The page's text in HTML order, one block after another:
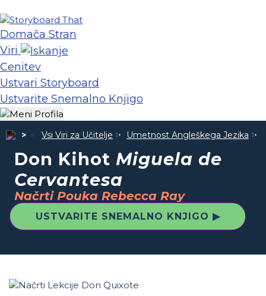
Domača Stran
Viri
Cenitev
Ustvari Storyboard
Ustvarite Snemalno Knjigo
Vsi Viri za Učitelje Umetnost Angleškega Jezika
Don Kihot Miguela de
Cervantesa
Načrti Pouka Rebecca Ray
USTVARITE SNEMALNO KNJIGO ▶